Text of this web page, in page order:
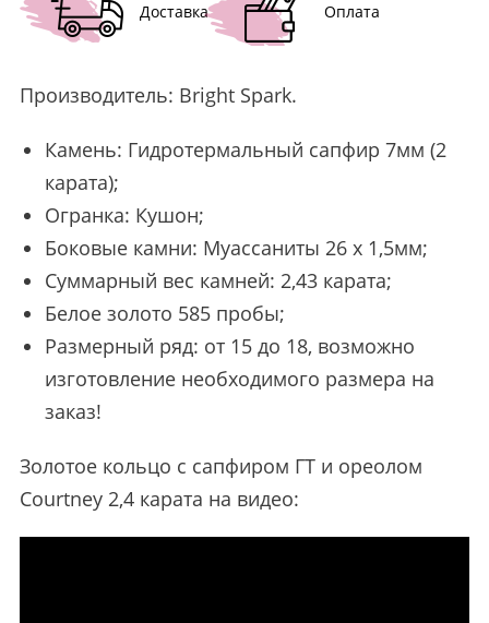
Доставка Оплата
Производитель: Bright Spark.
Камень: Гидротермальный сапфир 7мм (2
карата);
Огранка: Кушон;
Боковые камни: Муассаниты 26 х 1,5мм;
Суммарный вес камней: 2,43 карата;
Белое золото 585 пробы;
Размерный ряд: от 15 до 18, возможно
изготовление необходимого размера на
заказ!
Золотое кольцо с сапфиром ГТ и ореолом
Courtney 2,4 карата на видео: